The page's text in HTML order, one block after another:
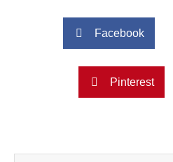
Facebook
Pinterest